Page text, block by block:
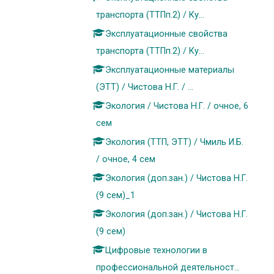
транспорта (ТТПп.2) / Ку...
Эксплуатационные свойства
транспорта (ТТПп.2) / Ку...
Эксплуатационные материалы
(ЭТТ) / Чистова Н.Г. / ...
Экология / Чистова Н.Г. / очное, 6
сем
Экология (ТТП, ЭТТ) / Чмиль И.Б.
/ очное, 4 сем
Экология (доп.зан.) / Чистова Н.Г.
(9 сем)_1
Экология (доп.зан.) / Чистова Н.Г.
(9 сем)
Цифровые технологии в
профессиональной деятельност...